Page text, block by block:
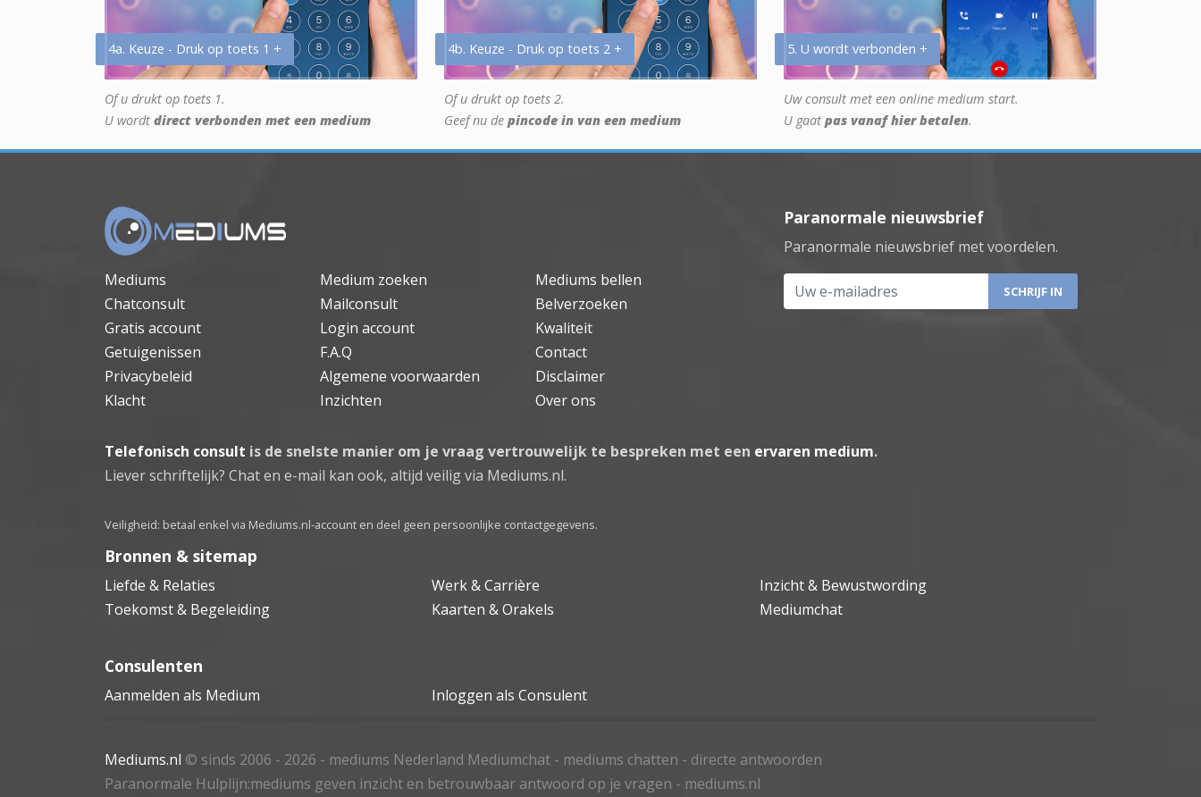
4a. Keuze - Druk op toets 1 +
Of u drukt op toets 1.
U wordt direct verbonden met een medium
4b. Keuze - Druk op toets 2 +
Of u drukt op toets 2.
Geef nu de pincode in van een medium
5. U wordt verbonden +
Uw consult met een online medium start.
U gaat pas vanaf hier betalen.
Mediums Medium zoeken
Mediums bellen
Chatconsult
Mailconsult
Belverzoeken
Gratis account
Login account
Kwaliteit
Getuigenissen
F.A.Q
Contact
Privacybeleid
Algemene voorwaarden
Disclaimer
Klacht
Inzichten Over ons
Paranormale nieuwsbrief
Paranormale nieuwsbrief met voordelen.
Uw e-mailadres
Telefonisch consult is de snelste manier om je vraag vertrouwelijk te bespreken met een ervaren medium.
Liever schriftelijk? Chat en e-mail kan ook, altijd veilig via Mediums.nl.
Veiligheid: betaal enkel via Mediums.nl-account en deel geen persoonlijke contactgegevens.
Bronnen & sitemap
Liefde & Relaties Werk & Carrière
Inzicht & Bewustwording
Toekomst & Begeleiding
Kaarten & Orakels Mediumchat
Consulenten
Aanmelden als Medium Inloggen als Consulent
Mediums.nl © sinds 2006 - 2026 - mediums Nederland Mediumchat - mediums chatten - directe antwoorden
Paranormale Hulplijn:mediums geven inzicht en betrouwbaar antwoord op je vragen - mediums.nl